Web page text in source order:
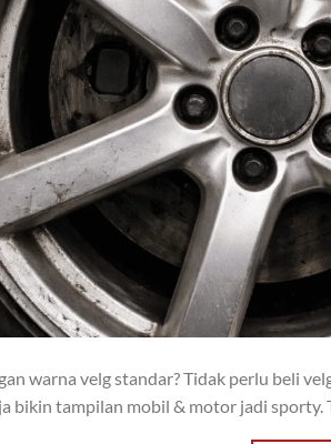
warna velg standar? Tidak perlu beli
bikin tampilan mobil & motor jadi sporty.